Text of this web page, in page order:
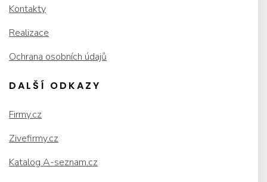
Kontakty
Realizace
Ochrana osobních údajů
DALŠÍ ODKAZY
Firmy.cz
Zivefirmy.cz
Katalog A-seznam.cz